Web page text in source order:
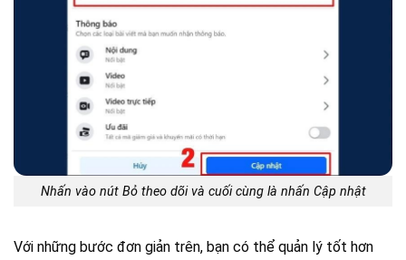
Nhấn vào nút Bỏ theo dõi và cuối cùng là nhấn Cập nhật
Với những bước đơn giản trên, bạn có thể quản lý tốt hơn